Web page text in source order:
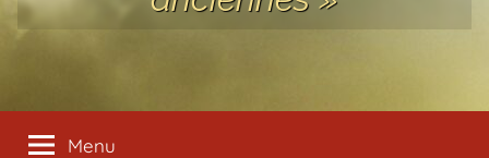
Menu